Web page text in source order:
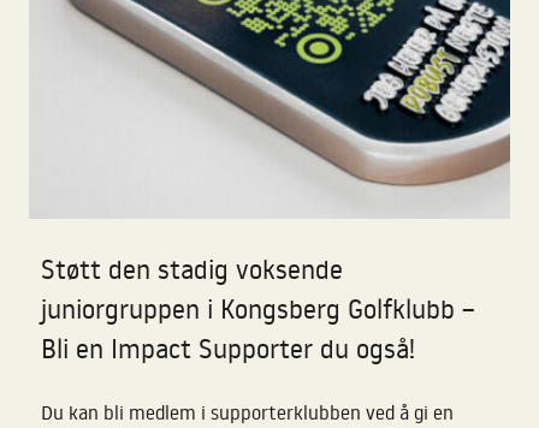
Støtt den stadig voksende
juniorgruppen i Kongsberg Golfklubb –
Bli en Impact Supporter du også!
Du kan bli medlem i supporterklubben ved å gi en